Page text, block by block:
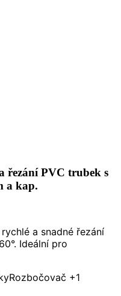
řezání PVC trubek s
a kap.
a snadné řezání
Ideální pro
Rozbočovač +1